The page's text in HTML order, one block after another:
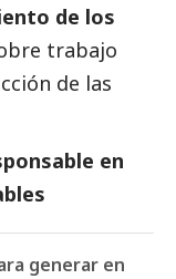
de los
trabajo
de las
en
generar en